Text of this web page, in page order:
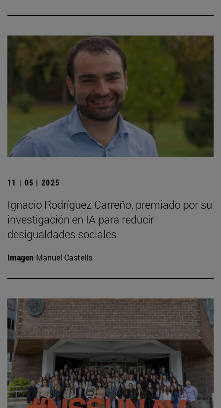
11 | 05 | 2025
Ignacio Rodríguez Carreño, premiado por su
investigación en IA para reducir
desigualdades sociales
Imagen Manuel Castells